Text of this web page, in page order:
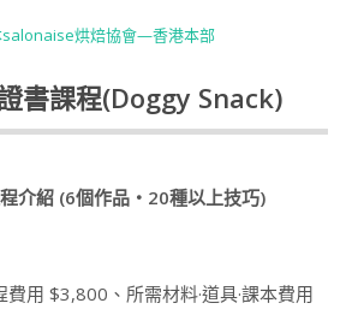
書課程(Doggy Snack)
介紹 (6個作品・20種以上技巧)
用 $3,800、所需材料·道具·課本費用